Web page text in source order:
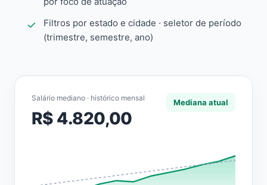
Filtros por estado e cidade · seletor de período
(trimestre, semestre, ano)
Salário mediano · histórico mensal
R$ 4.820,00
Mediana atual